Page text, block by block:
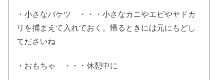
・小さなバケツ ・・・小さなカニやエビやヤドカ
リを捕まえて入れておく。帰るときには元にもどし
てださいね
・おもちゃ ・・・休憩中に